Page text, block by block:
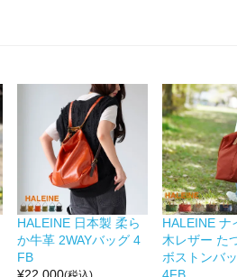
HALEINE 日本製 柔ら
か牛革 2WAYバッグ 4
FB
HALEINE ナ
木レザー た
ボストンバ